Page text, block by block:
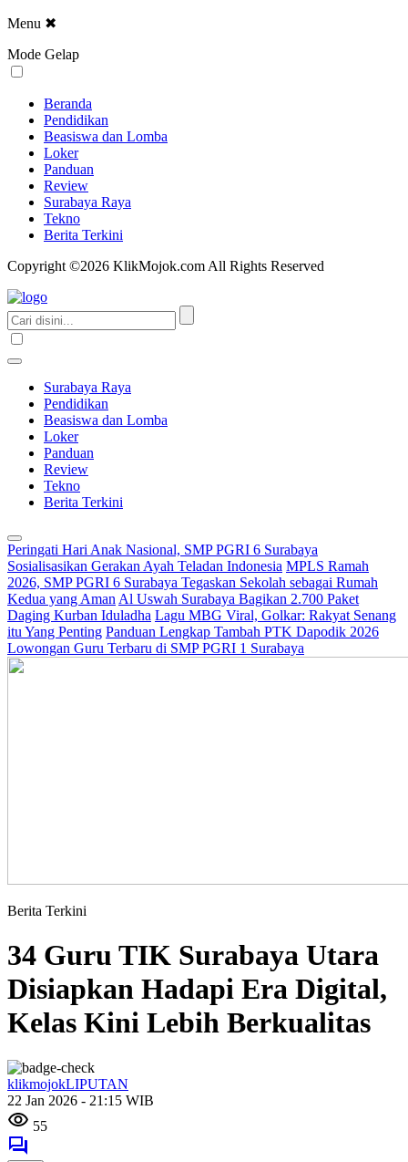
Menu ✖
Mode Gelap
Beranda
Pendidikan
Beasiswa dan Lomba
Loker
Panduan
Review
Surabaya Raya
Tekno
Berita Terkini
Copyright ©2026 KlikMojok.com All Rights Reserved
Surabaya Raya
Pendidikan
Beasiswa dan Lomba
Loker
Panduan
Review
Tekno
Berita Terkini
Peringati Hari Anak Nasional, SMP PGRI 6 Surabaya
Sosialisasikan Gerakan Ayah Teladan Indonesia MPLS Ramah
2026, SMP PGRI 6 Surabaya Tegaskan Sekolah sebagai Rumah
Kedua yang Aman Al Uswah Surabaya Bagikan 2.700 Paket
Daging Kurban Iduladha Lagu MBG Viral, Golkar: Rakyat Senang
itu Yang Penting Panduan Lengkap Tambah PTK Dapodik 2026
Lowongan Guru Terbaru di SMP PGRI 1 Surabaya
Berita Terkini
34 Guru TIK Surabaya Utara
Disiapkan Hadapi Era Digital,
Kelas Kini Lebih Berkualitas
klikmojokLIPUTAN
22 Jan 2026 - 21:15 WIB
55